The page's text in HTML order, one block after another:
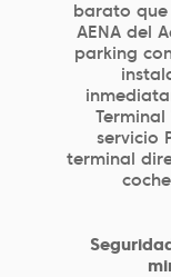
barato
AENA del
parking
servicio
terminal